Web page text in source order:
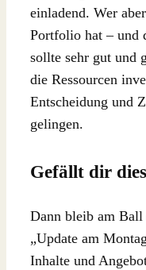
einladend. Wer
Portfolio hat – und
sollte sehr gut und
die Ressourcen
Entscheidung und
gelingen.
Gefällt dir
Dann bleib am
„Update am
Inhalte und